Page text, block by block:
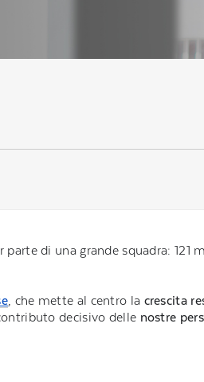
parte di una grande squadra:
, che mette al centro la crescita
decisivo delle nostre